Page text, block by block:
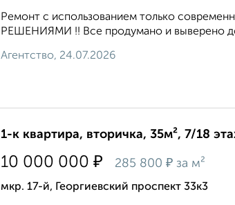
Ремонт с использованием только
РЕШЕНИЯМИ !! Все продумано и выверено
Агентство, 24.07.2026
1-к квартира, вторичка, 35м², 7/18
10 000 000 ₽ 285 800 ₽ за м²
мкр. 17-й, Георгиевский проспект 33к3